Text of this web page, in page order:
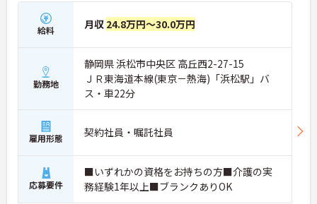
給料 月収 24.8万円～30.0万円
勤務地
静岡県 浜松市中央区 高丘西2-27-15
ＪＲ東海道本線(東京－熱海)「浜松駅」バ
ス・車22分
雇用形態 契約社員・嘱託社員
応募要件
■いずれかの資格をお持ちの方■介護の実
務経験1年以上■ブランクありOK